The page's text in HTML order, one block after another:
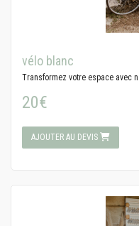
vélo blanc
Transformez votre espace avec
20€
AJOUTER AU DEVIS